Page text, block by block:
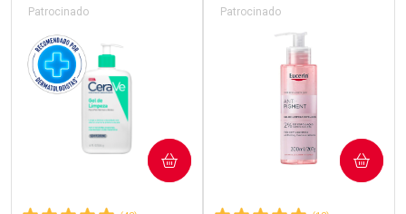
Patrocinado
COMPRAR
Patrocinado
COMPRAR